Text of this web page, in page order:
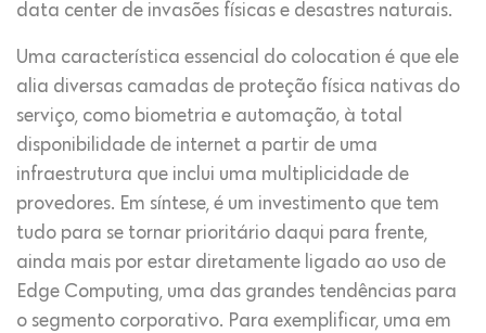
data center de invasões físicas e desastres naturais.
Uma característica essencial do colocation é que ele
alia diversas camadas de proteção física nativas do
serviço, como biometria e automação, à total
disponibilidade de internet a partir de uma
infraestrutura que inclui uma multiplicidade de
provedores. Em síntese, é um investimento que tem
tudo para se tornar prioritário daqui para frente,
ainda mais por estar diretamente ligado ao uso de
Edge Computing, uma das grandes tendências para
o segmento corporativo. Para exemplificar, uma em